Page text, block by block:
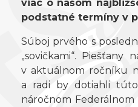
viac o našom
podstatné termíny v
Súboj prvého s
„sovičkami“. Piešťany
v aktuálnom ročníku
a radi by dotiahli
náročnom